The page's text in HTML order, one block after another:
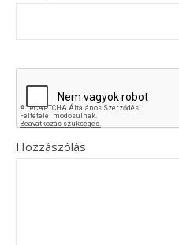
Hozzászólás